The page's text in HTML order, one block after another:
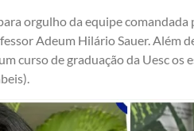
orgulho da equipe
Adeum Hilário Sauer. Além
curso de graduação da Uesc